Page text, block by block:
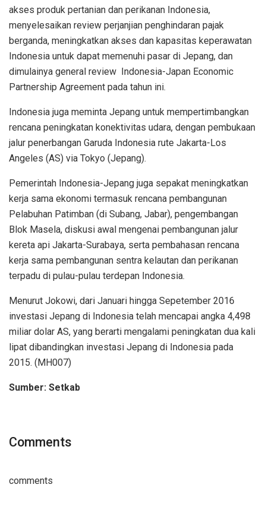
akses produk pertanian dan perikanan Indonesia,
menyelesaikan review perjanjian penghindaran pajak
berganda, meningkatkan akses dan kapasitas keperawatan
Indonesia untuk dapat memenuhi pasar di Jepang, dan
dimulainya general review Indonesia-Japan Economic
Partnership Agreement pada tahun ini.
Indonesia juga meminta Jepang untuk mempertimbangkan
rencana peningkatan konektivitas udara, dengan pembukaan
jalur penerbangan Garuda Indonesia rute Jakarta-Los
Angeles (AS) via Tokyo (Jepang).
Pemerintah Indonesia-Jepang juga sepakat meningkatkan
kerja sama ekonomi termasuk rencana pembangunan
Pelabuhan Patimban (di Subang, Jabar), pengembangan
Blok Masela, diskusi awal mengenai pembangunan jalur
kereta api Jakarta-Surabaya, serta pembahasan rencana
kerja sama pembangunan sentra kelautan dan perikanan
terpadu di pulau-pulau terdepan Indonesia.
Menurut Jokowi, dari Januari hingga Sepetember 2016
investasi Jepang di Indonesia telah mencapai angka 4,498
miliar dolar AS, yang berarti mengalami peningkatan dua kali
lipat dibandingkan investasi Jepang di Indonesia pada
2015. (MH007)
Sumber: Setkab
Comments
comments